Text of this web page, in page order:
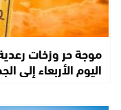
موجة حر وزخات
اليوم الأربعاء